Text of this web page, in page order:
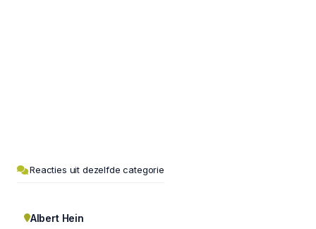
Reacties uit dezelfde categorie
Albert Hein